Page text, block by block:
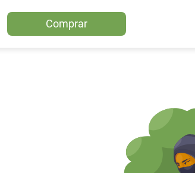
Comprar